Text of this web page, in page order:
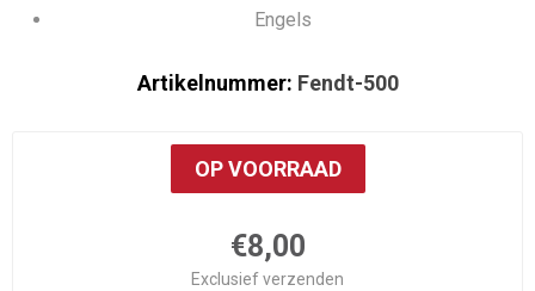
Engels
Artikelnummer: Fendt-500
OP VOORRAAD
€8,00
Exclusiefverzenden